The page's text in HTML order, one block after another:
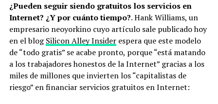
¿Pueden seguir siendo gratuitos los servicios en
Internet? ¿Y por cuánto tiempo?. Hank Williams, un
empresario neoyorkino cuyo artículo sale publicado hoy
en el blogSilicon Alley Insiderespera que este modelo
de “todo gratis” se acabe pronto, porque “está matando
a los trabajadores honestos de la Internet” gracias a los
miles de millones que invierten los “capitalistas de
riesgo” en financiar servicios gratuitos en Internet: